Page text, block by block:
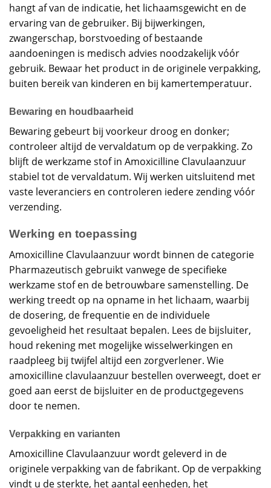
hangt af van de indicatie, het lichaamsgewicht en de
ervaring van de gebruiker. Bij bijwerkingen,
zwangerschap, borstvoeding of bestaande
aandoeningen is medisch advies noodzakelijk vóór
gebruik. Bewaar het product in de originele verpakking,
buiten bereik van kinderen en bij kamertemperatuur.
Bewaring en houdbaarheid
Bewaring gebeurt bij voorkeur droog en donker;
controleer altijd de vervaldatum op de verpakking. Zo
blijft de werkzame stof in Amoxicilline Clavulaanzuur
stabiel tot de vervaldatum. Wij werken uitsluitend met
vaste leveranciers en controleren iedere zending vóór
verzending.
Werking en toepassing
Amoxicilline Clavulaanzuur wordt binnen de categorie
Pharmazeutisch gebruikt vanwege de specifieke
werkzame stof en de betrouwbare samenstelling. De
werking treedt op na opname in het lichaam, waarbij
de dosering, de frequentie en de individuele
gevoeligheid het resultaat bepalen. Lees de bijsluiter,
houd rekening met mogelijke wisselwerkingen en
raadpleeg bij twijfel altijd een zorgverlener. Wie
amoxicilline clavulaanzuur bestellen overweegt, doet er
goed aan eerst de bijsluiter en de productgegevens
door te nemen.
Verpakking en varianten
Amoxicilline Clavulaanzuur wordt geleverd in de
originele verpakking van de fabrikant. Op de verpakking
vindt u de sterkte, het aantal eenheden, het